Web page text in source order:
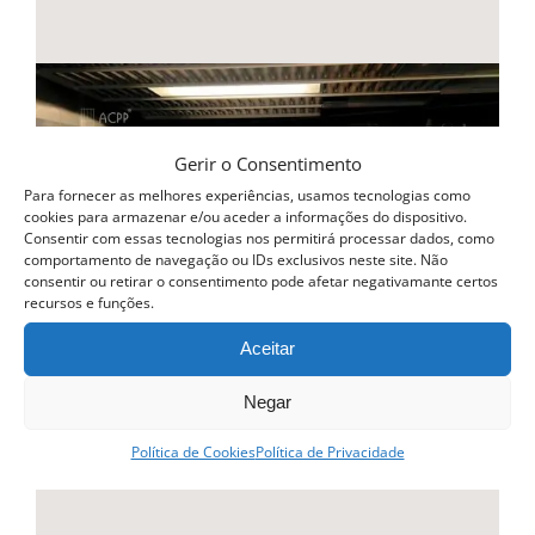
Gerir o Consentimento
Para fornecer as melhores experiências, usamos tecnologias como
cookies para armazenar e/ou aceder a informações do dispositivo.
Consentir com essas tecnologias nos permitirá processar dados, como
comportamento de navegação ou IDs exclusivos neste site. Não
consentir ou retirar o consentimento pode afetar negativamante certos
recursos e funções.
Aceitar
Negar
Política de CookiesPolítica de Privacidade